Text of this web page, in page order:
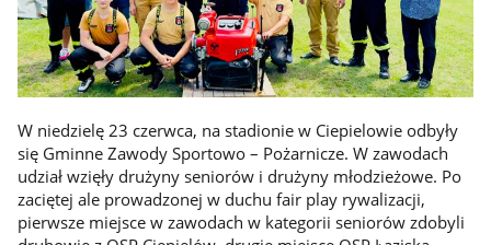
W niedzielę 23 czerwca, na stadionie w Ciepielowie odbyły
się Gminne Zawody Sportowo – Pożarnicze. W zawodach
udział wzięły drużyny seniorów i drużyny młodzieżowe. Po
zaciętej ale prowadzonej w duchu fair play rywalizacji,
pierwsze miejsce w zawodach w kategorii seniorów zdobyli